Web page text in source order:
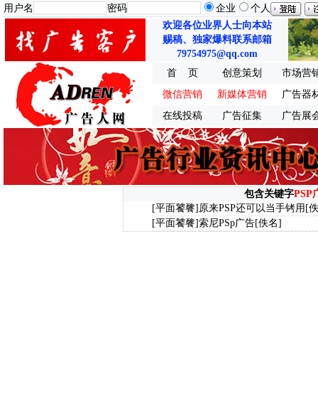
用户名 密码 企业
个人
欢迎各位业界人士向本站
赐稿、独家爆料联系邮箱
79754975@qq.com
首 页
创意策划
市场营
微信营销
新媒体营销
广告器
在线投稿
广告征集 广告展
包含关键字PSP
[平面饕餮] 原来PSP还可以当手铐用 [
[平面饕餮]索尼PSp广告[佚名]